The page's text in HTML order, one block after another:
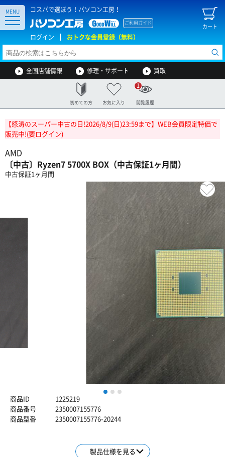
コスパで選ぼう！パソコン工房！
カート
ご利用ガイド
ログイン おトクな会員登録（無料）
MENU
全国店舗情報 修理・サポート 買取
初めての方 お気に入り 閲覧履歴
1
【怒涛のスーパー中古の日!2026/8/9(日)23:59まで】WEB会員限定特価で
販売中!(要ログイン)
AMD
〔中古〕Ryzen7 5700X BOX（中古保証1ヶ月間）
中古保証1ヶ月間
1 2
商品ID
1225219
商品番号
2350007155776
商品型番
2350007155776-20244
製品仕様を見る